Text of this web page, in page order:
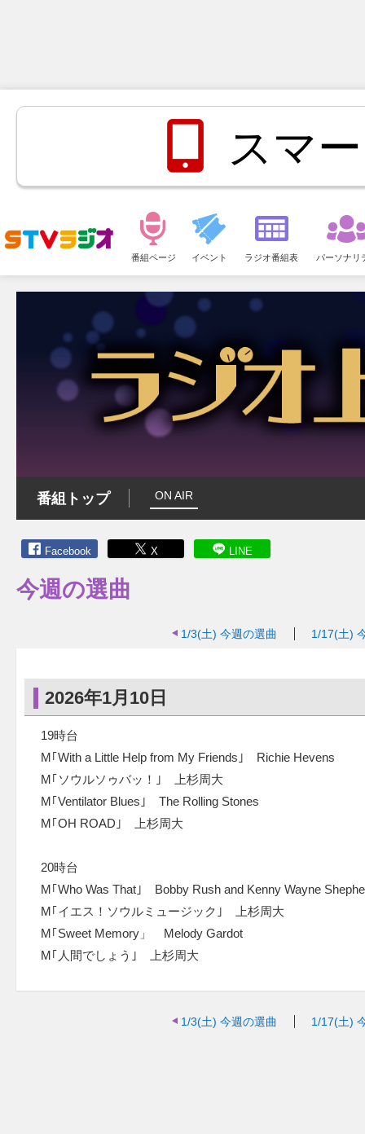
スマ
ュ
番組ページ イベント ラジオ番組表 パーソナリ
番組トップ ON AIR
Facebook X LINE
今週の選曲
1/3(土) 今週の選曲 1/17(土)
2026年1月10日
19時台
M｢With a Little Help from My Friends｣ Richie Hevens
M｢ソウルソゥバッ！｣ 上杉周大
M｢Ventilator Blues｣ The Rolling Stones
M｢OH ROAD｣ 上杉周大
20時台
M｢Who Was That｣ Bobby Rush and Kenny Wayne
M｢イエス！ソウルミュージック｣ 上杉周大
M｢Sweet Memory」 Melody Gardot
M｢人間でしょう｣ 上杉周大
1/3(土) 今週の選曲 1/17(土)